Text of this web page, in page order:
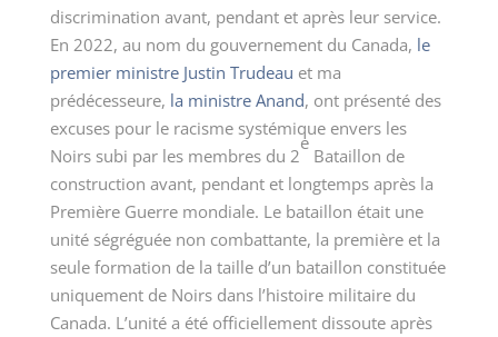
discrimination avant, pendant et après leur service.
En 2022, au nom du gouvernement du Canada, le
premier ministre Justin Trudeau et ma
prédécesseure, la ministre Anand, ont présenté des
excuses pour le racisme systémique envers les
Noirs subi par les membres du 2
e
Bataillon de
construction avant, pendant et longtemps après la
Première Guerre mondiale. Le bataillon était une
unité ségréguée non combattante, la première et la
seule formation de la taille d’un bataillon constituée
uniquement de Noirs dans l’histoire militaire du
Canada. L’unité a été officiellement dissoute après